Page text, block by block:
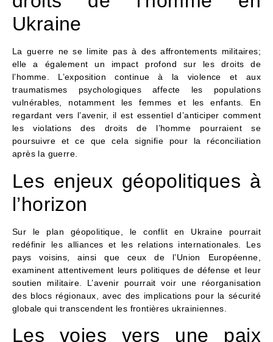
Ukraine
La guerre ne se limite pas à des affrontements militaires;
elle a également un impact profond sur les droits de
l’homme. L’exposition continue à la violence et aux
traumatismes psychologiques affecte les populations
vulnérables, notamment les femmes et les enfants. En
regardant vers l’avenir, il est essentiel d’anticiper comment
les violations des droits de l’homme pourraient se
poursuivre et ce que cela signifie pour la réconciliation
après la guerre.
Les enjeux géopolitiques à
l’horizon
Sur le plan géopolitique, le conflit en Ukraine pourrait
redéfinir les alliances et les relations internationales. Les
pays voisins, ainsi que ceux de l’Union Européenne,
examinent attentivement leurs politiques de défense et leur
soutien militaire. L’avenir pourrait voir une réorganisation
des blocs régionaux, avec des implications pour la sécurité
globale qui transcendent les frontières ukrainiennes.
Les voies vers une paix